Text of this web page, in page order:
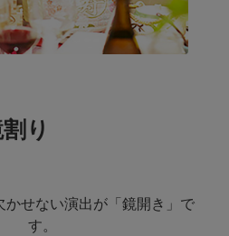
り
かせない演出が「鏡開き」で
す。